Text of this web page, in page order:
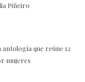
Piñeiro
que reúne 12
mujeres